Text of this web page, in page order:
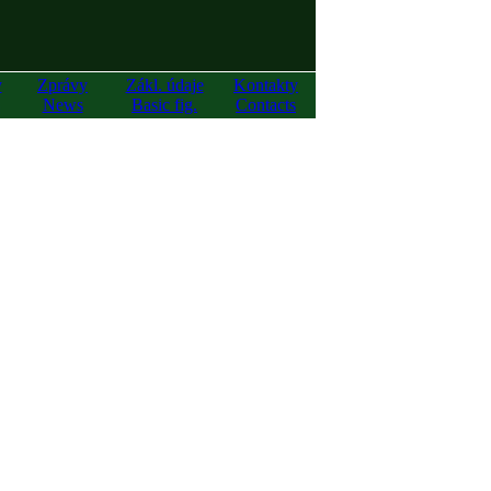
Zprávy
News
Zákl. údaje
Basic fig.
Kontakty
Contacts